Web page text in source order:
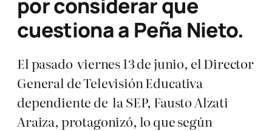
cuestiona a Peña Nieto.
El pasado viernes 13 de junio, el Director
General de Televisión Educativa
dependiente de la SEP, Fausto Alzati
Araiza, protagonizó, lo que según